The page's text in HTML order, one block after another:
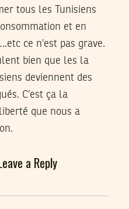
tous les Tunisiens
et en
ce n’est pas grave.
bien que les la
deviennent des
C’est ça la
que nous a
a Reply